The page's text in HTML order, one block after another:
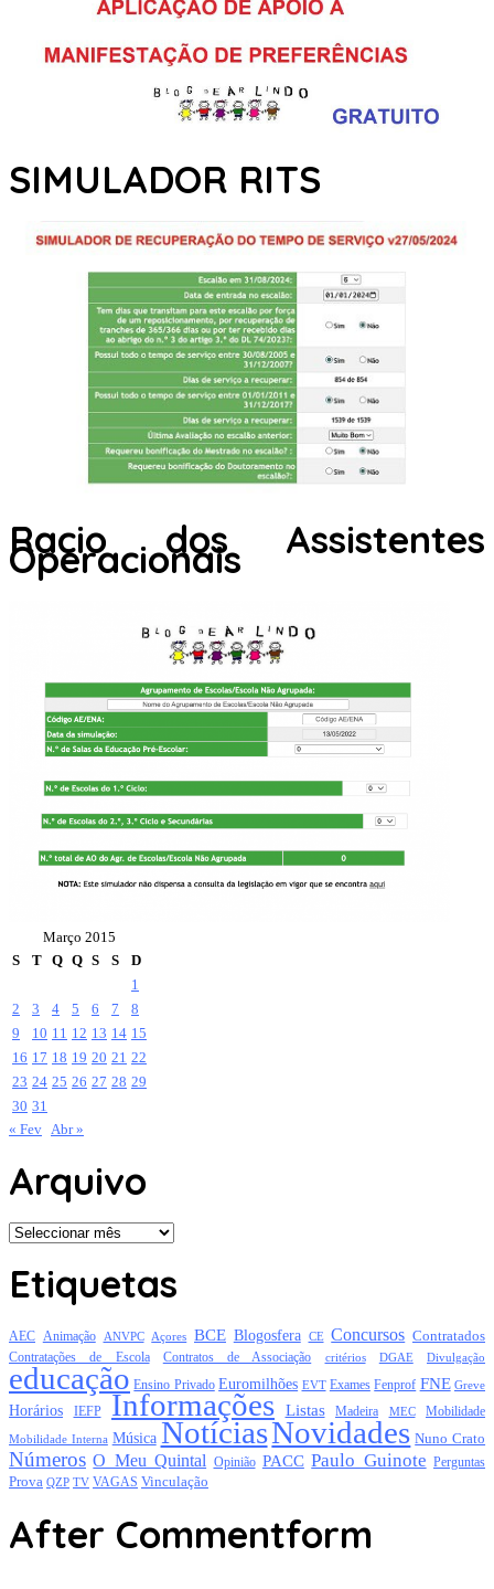
SIMULADOR RITS
Racio dos Assistentes
Operacionais
Março 2015
S
T Q Q S S
D
1
2
3 4 5 6 7
8
9
10 11 12 13 14 15
16 17 18 19 20 21 22
23 24 25 26 27 28 29
30 31
« Fev Abr »
Arquivo
Arquivo
Etiquetas
AEC Animação ANVPC Açores BCE Blogosfera CE Concursos Contratados
Contratações de Escola Contratos de Associação critérios DGAE Divulgação
educação Ensino Privado Euromilhões EVT Exames Fenprof FNE Greve
Horários IEFP Informações Listas Madeira MEC Mobilidade
Mobilidade Interna Música NotíciasNovidades Nuno Crato
Números O Meu Quintal Opinião PACC Paulo Guinote Perguntas
Prova QZP TV VAGAS Vinculação
After Commentform